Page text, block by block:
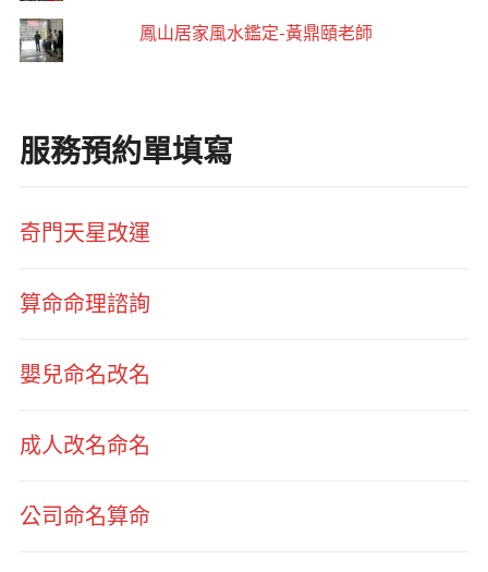
鳳山居家風水鑑定-黃鼎頤老師
服務預約單填寫
奇門天星改運
算命命理諮詢
嬰兒命名改名
成人改名命名
公司命名算命